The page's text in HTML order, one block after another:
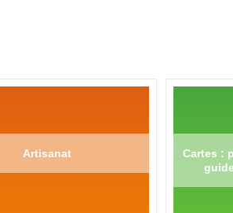
Artisanat
Cartes :